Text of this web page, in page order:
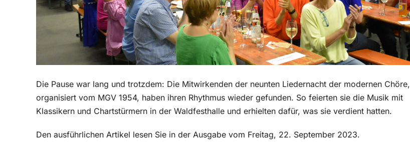
Die Pause war lang und trotzdem: Die Mitwirkenden der neunten Liedernacht der modernen Chöre,
organisiert vom MGV 1954, haben ihren Rhythmus wieder gefunden. So feierten sie die Musik mit
Klassikern und Chartstürmern in der Waldfesthalle und erhielten dafür, was sie verdient hatten.
Den ausführlichen Artikel lesen Sie in der Ausgabe vom Freitag, 22. September 2023.